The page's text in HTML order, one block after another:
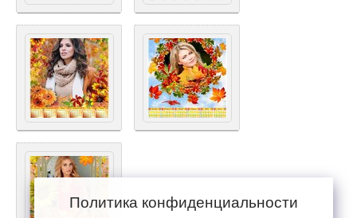
Политика конфиденциальности